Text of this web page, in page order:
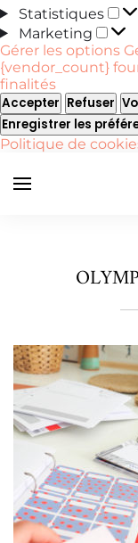
Statistiques
Marketing
Gérer les options
{vendor_count}
finalités
Accepter Refuser
Enregistrer les
Politique de